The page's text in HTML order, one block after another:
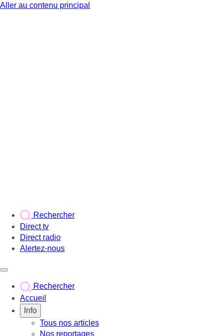
Aller au contenu principal
Rechercher
Direct tv
Direct radio
Alertez-nous
Rechercher
Accueil
Info
Tous nos articles
Nos reportages